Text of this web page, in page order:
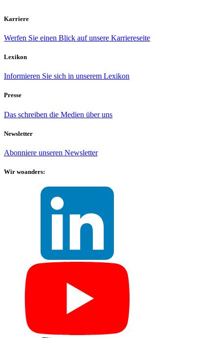
Karriere
Werfen Sie einen Blick auf unsere Karriereseite
Lexikon
Informieren Sie sich in unserem Lexikon
Presse
Das schreiben die Medien über uns
Newsletter
Abonniere unseren Newsletter
Wir woanders: